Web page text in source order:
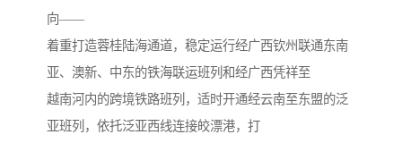
向——
着重打造蓉桂陆海通道，稳定运行经广西钦州联通东南
亚、澳新、中东的铁海联运班列和经广西凭祥至
越南河内的跨境铁路班列，适时开通经云南至东盟的泛
亚班列，依托泛亚西线连接皎漂港，打